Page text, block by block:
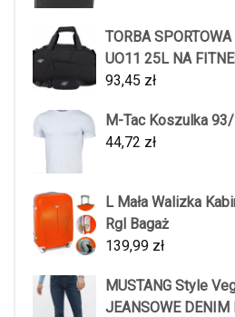
TORBA
UO11 25L NA
93,45 zł
M-Tac Koszulka
44,72 zł
L Mała Walizka
Rgl Bagaż
139,99 zł
MUSTANG Style
JEANSOWE